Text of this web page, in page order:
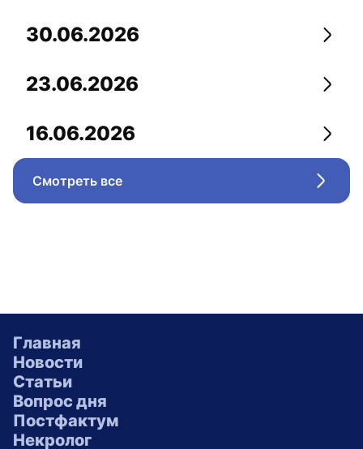
30.06.2026
23.06.2026
16.06.2026
Смотреть все
Главная
Новости
Статьи
Вопрос дня
Постфактум
Некролог